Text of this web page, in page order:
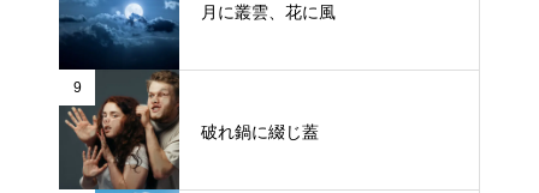
月に叢雲、花に風
9
破れ鍋に綴じ蓋